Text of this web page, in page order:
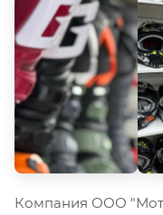
Компания ООО